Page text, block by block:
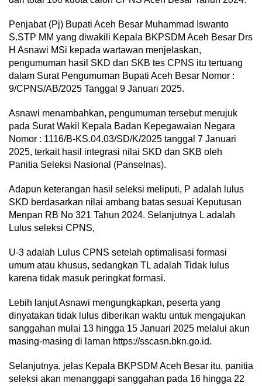
Penjabat (Pj) Bupati Aceh Besar Muhammad Iswanto
S.STP MM yang diwakili Kepala BKPSDM Aceh Besar Drs
H Asnawi MSi kepada wartawan menjelaskan,
pengumuman hasil SKD dan SKB tes CPNS itu tertuang
dalam Surat Pengumuman Bupati Aceh Besar Nomor :
9/CPNS/AB/2025 Tanggal 9 Januari 2025.
Asnawi menambahkan, pengumuman tersebut merujuk
pada Surat Wakil Kepala Badan Kepegawaian Negara
Nomor : 1116/B-KS.04.03/SD/K/2025 tanggal 7 Januari
2025, terkait hasil integrasi nilai SKD dan SKB oleh
Panitia Seleksi Nasional (Panselnas).
Adapun keterangan hasil seleksi meliputi, P adalah lulus
SKD berdasarkan nilai ambang batas sesuai Keputusan
Menpan RB No 321 Tahun 2024. Selanjutnya L adalah
Lulus seleksi CPNS,
U-3 adalah Lulus CPNS setelah optimalisasi formasi
umum atau khusus, sedangkan TL adalah Tidak lulus
karena tidak masuk peringkat formasi.
Lebih lanjut Asnawi mengungkapkan, peserta yang
dinyatakan tidak lulus diberikan waktu untuk mengajukan
sanggahan mulai 13 hingga 15 Januari 2025 melalui akun
masing-masing di laman https://sscasn.bkn.go.id.
Selanjutnya, jelas Kepala BKPSDM Aceh Besar itu, panitia
seleksi akan menanggapi sanggahan pada 16 hingga 22